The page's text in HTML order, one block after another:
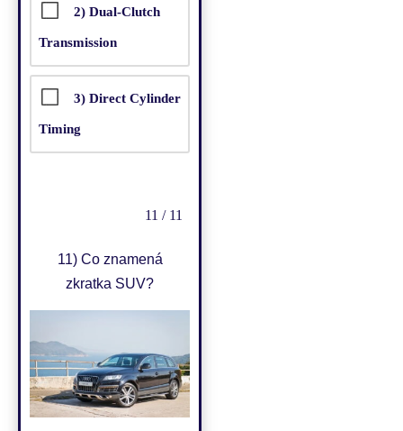
2) Dual-Clutch
Transmission
3) Direct Cylinder
Timing
11 / 11
11) Co znamená
zkratka SUV?